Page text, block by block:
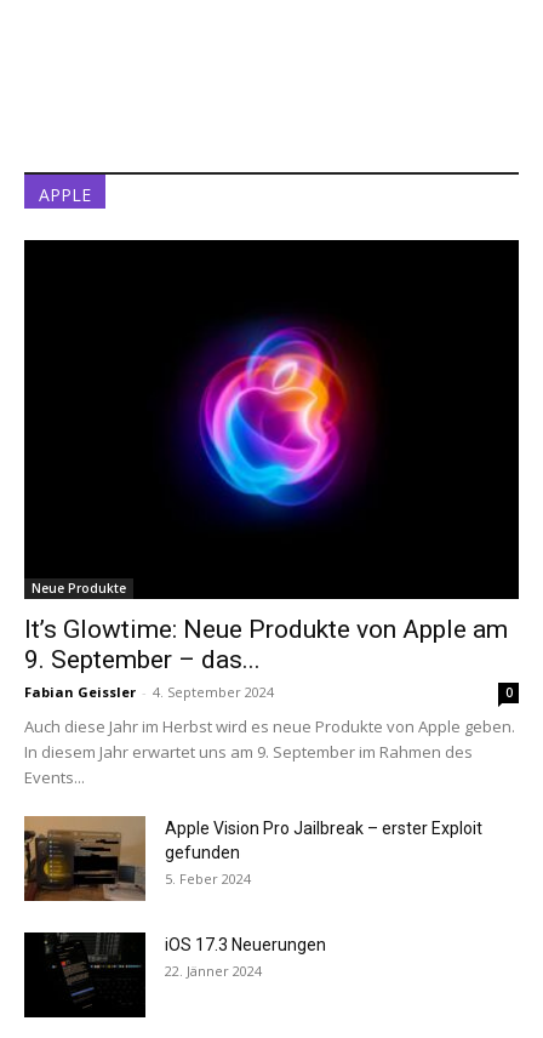
APPLE
Neue Produkte
It’s Glowtime: Neue Produkte von Apple am
9. September – das...
Fabian Geissler - 4. September 2024 0
Auch diese Jahr im Herbst wird es neue Produkte von Apple geben.
In diesem Jahr erwartet uns am 9. September im Rahmen des
Events...
Apple Vision Pro Jailbreak – erster Exploit
gefunden
5. Feber 2024
iOS 17.3 Neuerungen
22. Jänner 2024